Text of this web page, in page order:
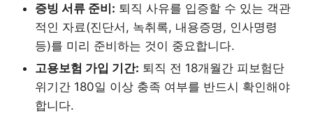
증빙 서류 준비: 퇴직 사유를 입증할 수 있는 객관
적인 자료(진단서, 녹취록, 내용증명, 인사명령
등)를 미리 준비하는 것이 중요합니다.
고용보험 가입 기간: 퇴직 전 18개월간 피보험단
위기간 180일 이상 충족 여부를 반드시 확인해야
합니다.